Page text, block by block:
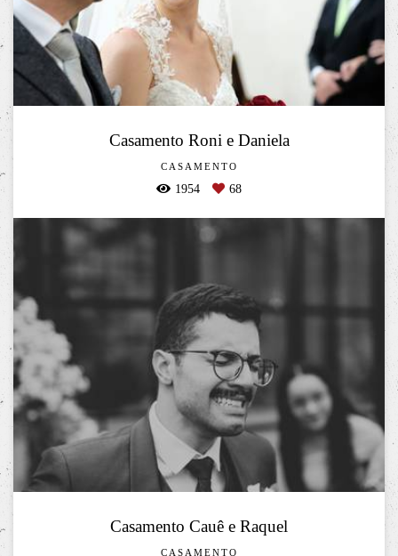
Casamento Roni e Daniela
CASAMENTO
1954 68
Casamento Cauê e Raquel
CASAMENTO